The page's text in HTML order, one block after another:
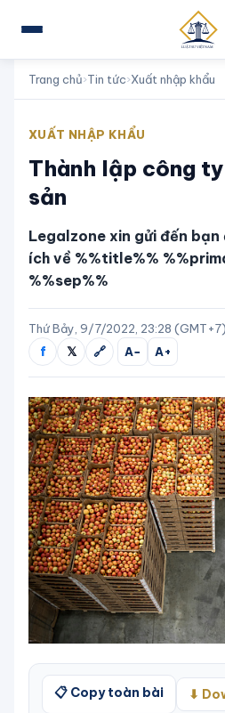
Trang chủ›Tin tức›Xuất nhập khẩu
XUẤT NHẬP KHẨU
Thành lập công
sản
Legalzone xin gửi đến
ích về %%title%%
%%sep%%
Thứ Bảy, 9/7/2022, 23:28 (GMT+7)
f 𝕏 🔗 A− A+
📋 Copy toàn bài ⬇